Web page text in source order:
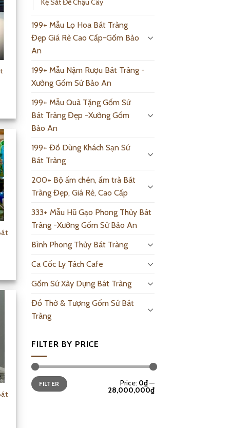
199+ Mẫu Lọ Hoa Bát Tràng
Đẹp Giá Rẻ Cao Cấp-Gốm Bảo
An
199+ Mẫu Nậm Rượu Bát Tràng -
Xưởng Gốm Sứ Bảo An
199+ Mẫu Quà Tặng Gốm Sứ
Bát Tràng Đẹp -Xưởng Gốm
Bảo An
199+ Đồ Dùng Khách Sạn Sứ
Bát Tràng
200+ Bộ ấm chén, ấm trà Bát
Tràng Đẹp, Giá Rẻ, Cao Cấp
333+ Mẫu Hũ Gạo Phong Thủy Bát
Tràng -Xưởng Gốm Sứ Bảo An
Bình Phong Thủy Bát Tràng
Ca Cốc Ly Tách Cafe
Gốm Sứ Xây Dựng Bát Tràng
Đồ Thờ & Tượng Gốm Sứ Bát
Tràng
FILTER BY PRICE
FILTER Price: 0₫—
28,000,000₫